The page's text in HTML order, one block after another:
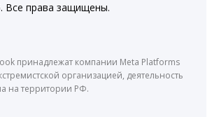
Все права защищены.
принадлежат компании Meta Platforms
организацией, деятельность
на территории РФ.